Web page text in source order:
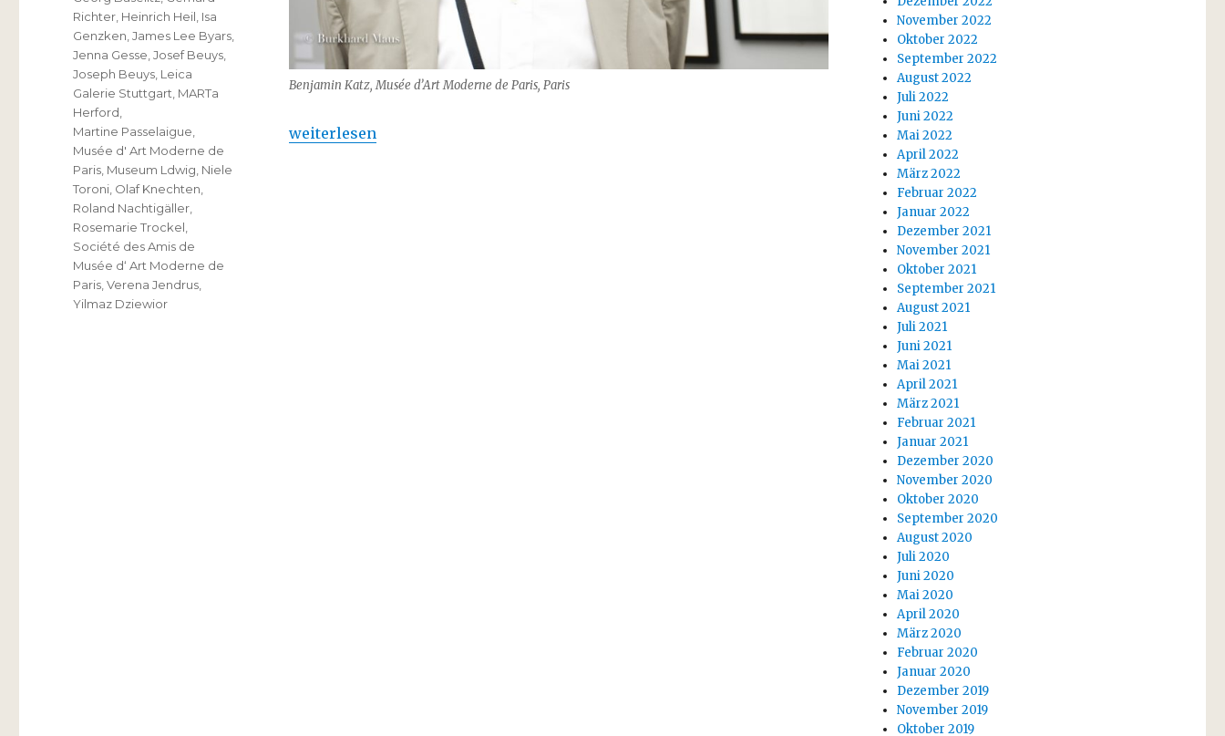
Benjamin Katz, Musée d’Art Moderne de Paris, Paris
„Benjamin Katz : Leica Galerie Stuttgart“
weiterlesen
Richter Heinrich Heil Isa
Genzken ,James Lee Byars
Jenna Gesse ,Josef Beuys
Joseph Beuys Leica
Galerie Stuttgart MARTa
Herford
Martine Passelaigue
Musée d' Art Moderne de
Paris Museum Ldwig Niele
Toroni Olaf Knechten
Roland Nachtigäller
Rosemarie Trockel
Société des Amis de
Musée d‘ Art Moderne de
Paris ,Verena Jendrus
Yilmaz Dziewior
November 2022
Oktober 2022
September 2022
August 2022
Juli 2022
Juni 2022
Mai 2022
April 2022
März 2022
Februar 2022
Januar 2022
Dezember 2021
November 2021
Oktober 2021
September 2021
August 2021
Juli 2021
Juni 2021
Mai 2021
April 2021
März 2021
Februar 2021
Januar 2021
Dezember 2020
November 2020
Oktober 2020
September 2020
August 2020
Juli 2020
Juni 2020
Mai 2020
April 2020
März 2020
Februar 2020
Januar 2020
Dezember 2019
November 2019
Oktober 2019